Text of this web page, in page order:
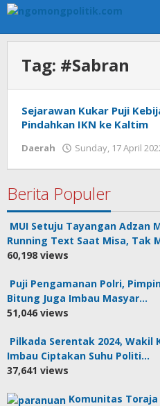
Skip
content
Tag: #Sabran
Sejarawan Kukar Puji
Pindahkan IKN ke Kaltim
Daerah Sunday, 17 April
Berita Populer
MUI Setuju Tayangan Adzan
Running Text Saat Misa, Tak
60,198 views
Puji Pengamanan Polri,
Bitung Juga Imbau Masyar…
51,046 views
Pilkada Serentak 2024, Wakil
Imbau Ciptakan Suhu Politi…
37,641 views
Komunitas